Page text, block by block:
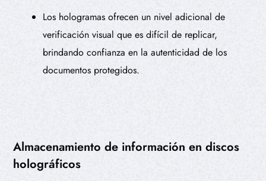
Los hologramas ofrecen un nivel adicional de
verificación visual que es difícil de replicar,
brindando confianza en la autenticidad de los
documentos protegidos.
Almacenamiento de información en discos
holográficos